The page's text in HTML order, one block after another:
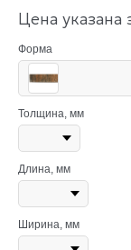
Цена указана
Форма
Толщина, мм
Длина, мм
Ширина, мм